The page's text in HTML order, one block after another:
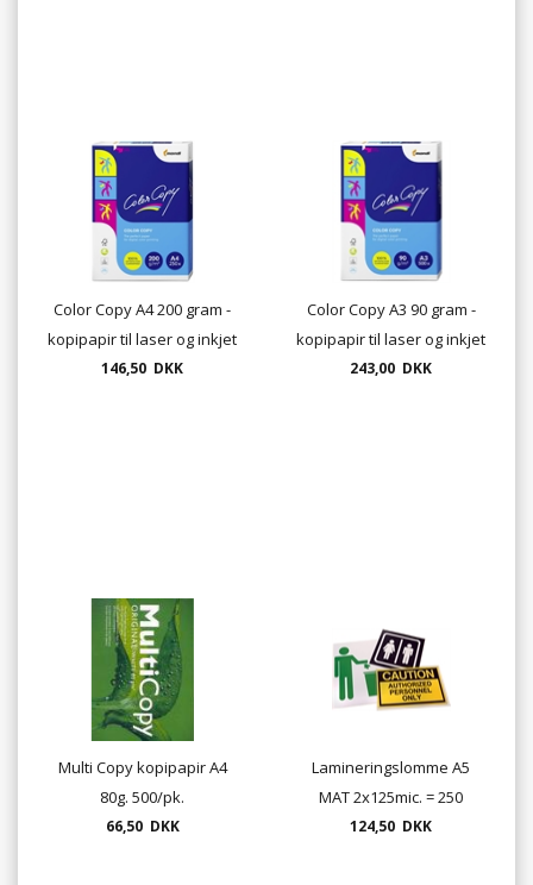
Color Copy A4 200 gram -
kopipapir til laser og inkjet
146,50 DKK
Color Copy A3 90 gram -
kopipapir til laser og inkjet
243,00 DKK
Multi Copy kopipapir A4
80g. 500/pk.
66,50 DKK
Lamineringslomme A5
MAT 2x125mic. = 250
micron 100stk.
124,50 DKK